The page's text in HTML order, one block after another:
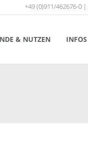
+49 (0)911/462676-0 |
& NUTZEN INFOS